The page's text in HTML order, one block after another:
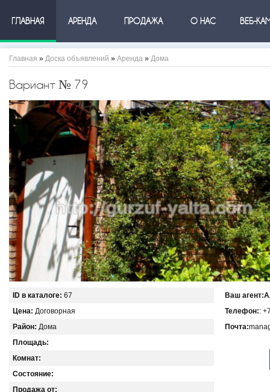
ГЛАВНАЯ АРЕНДА ПРОДАЖА О НАС ВЕБ-
Главная » Доска объявлений » Аренда » Дома
Вариант № 79
ID в каталоге: 67
Цена: Договорная
Район: Дома
Площадь:
Комнат:
Состояние:
Продажа от:
Ваш агент:
Телефон::
Почта: